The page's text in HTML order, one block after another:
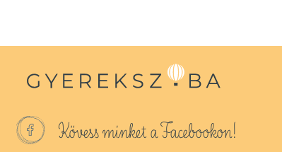
Kövess minket a Facebookon!